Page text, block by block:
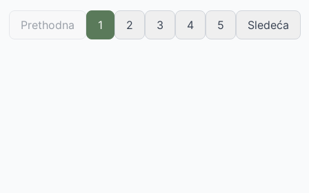
Prethodna 1 2 3 4 5 Sledeća